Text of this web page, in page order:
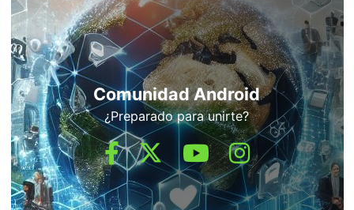
Comunidad Android
¿Preparado para unirte?